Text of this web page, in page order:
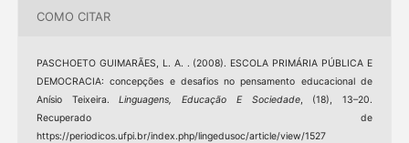
COMO CITAR
PASCHOETO GUIMARÃES, L. A. . (2008). ESCOLA PRIMÁRIA PÚBLICA E
DEMOCRACIA: concepções e desafios no pensamento educacional de
Anísio Teixeira.Linguagens, Educação E Sociedade, (18), 13–20.
Recuperado de
https://periodicos.ufpi.br/index.php/lingedusoc/article/view/1527